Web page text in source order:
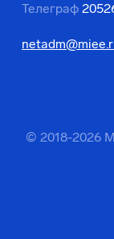
Телеграф
© 2018-2026